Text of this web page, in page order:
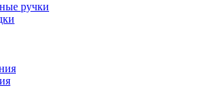
ручки